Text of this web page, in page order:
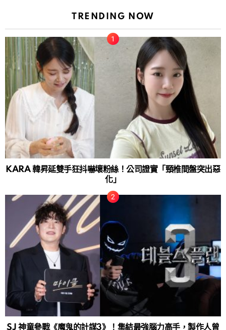
TRENDING NOW
KARA 韓昇延雙手狂抖嚇壞粉絲！公司證實「頸椎間盤突出惡
化」
SJ 神童參戰《魔鬼的計謀3》！集結最強腦力高手，製作人曾